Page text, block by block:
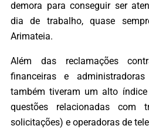
demora para conseguir ser
dia de trabalho, quase
Arimateia.
Além das reclamações
financeiras e
também tiveram um alto
questões relacionadas com
solicitações) e operadoras de